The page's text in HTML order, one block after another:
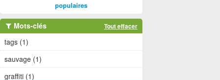
populaires
Mots-clés Tout effacer
tags (1)
sauvage (1)
graffiti (1)